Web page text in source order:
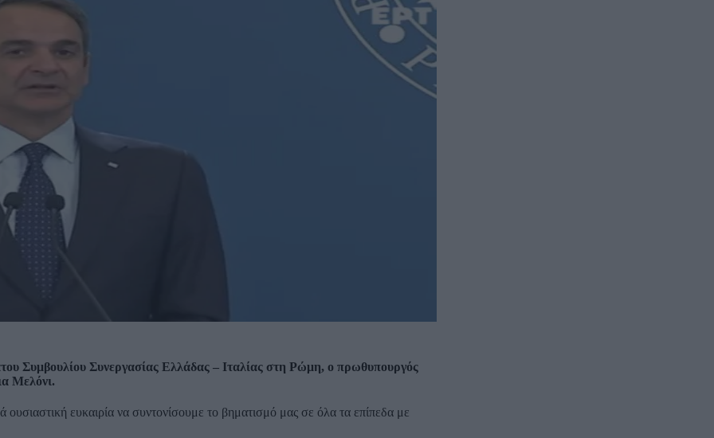
Συμβουλίου Συνεργασίας Ελλάδας – Ιταλίας στη Ρώμη, ο πρωθυπουργός
Μελόνι.
ευκαιρία να συντονίσουμε το βηματισμό μας σε όλα τα επίπεδα με